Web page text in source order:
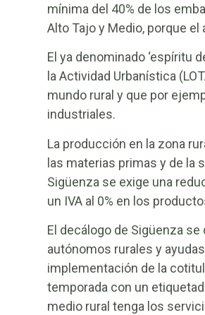
mínima del 40% de los
Alto Tajo y Medio, porque
El ya denominado ‘espíritu
la Actividad Urbanística
mundo rural y que por
industriales.
La producción en la zona
las materias primas y de la
Sigüenza se exige una
un IVA al 0% en los
El decálogo de Sigüenza
autónomos rurales y
implementación de la
temporada con un
medio rural tenga los